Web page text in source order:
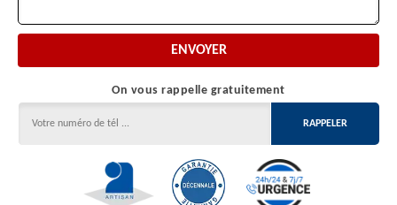
On vous rappelle gratuitement